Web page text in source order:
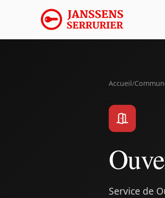
Accueil/
Service de